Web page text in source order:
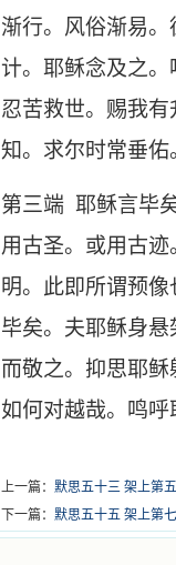
渐行。风俗渐易
计。耶稣念及之
忍苦救世。赐我
知。求尔时常垂
第三端 耶稣言毕
用古圣。或用古
明。此即所谓预
毕矣。夫耶稣身
而敬之。抑思耶
如何对越哉。鸣
上一篇： 默思五十三 架上第
下一篇： 默思五十五 架上第